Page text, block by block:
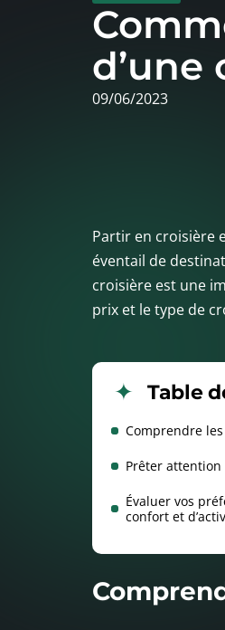
d’une
09/06/2023
Partir en croisière
éventail de
croisière est une
prix et le type de
Table
Comprendre
Prêter
Évaluer vos
confort et